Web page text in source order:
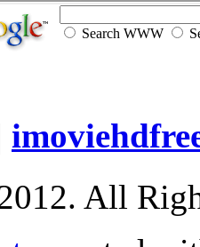
Search WWW
All